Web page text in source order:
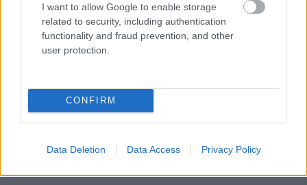
I want to allow Google to enable storage
related to security, including authentication
functionality and fraud prevention, and other
user protection.
CONFIRM
Data Deletion Data Access Privacy Policy
Valódi szociális Európát akarunk.
•